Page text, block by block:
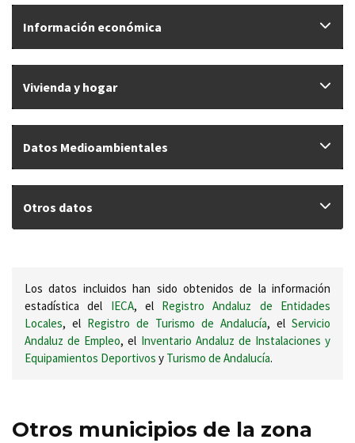
Información económica
Vivienda y hogar
Datos Medioambientales
Otros datos
Los datos incluidos han sido obtenidos de la información
estadística del IECA, el Registro Andaluz de Entidades
Locales, el Registro de Turismo de Andalucía, el Servicio
Andaluz de Empleo, el Inventario Andaluz de Instalaciones y
Equipamientos Deportivos y Turismo de Andalucía.
Otros municipios de la zona